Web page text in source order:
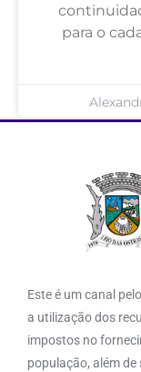
para o
Este é um canal
a utilização dos
impostos no
população, além